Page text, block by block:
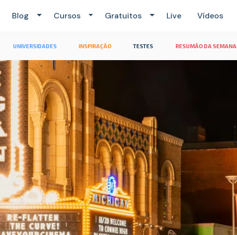
Blog Cursos Gratuitos Live Vídeos
UNIVERSIDADES INSPIRAÇÃO TESTES RESUMÃO DA SEMANA